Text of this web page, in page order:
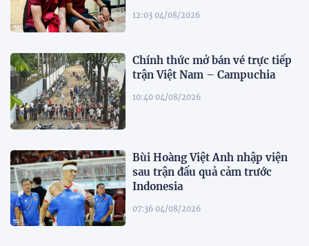
12:03 04/08/2026
Chính thức mở bán vé trực tiếp
trận Việt Nam – Campuchia
10:40 04/08/2026
Bùi Hoàng Việt Anh nhập viện
sau trận đấu quả cảm trước
Indonesia
07:36 04/08/2026